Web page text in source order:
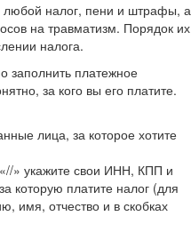
любой налог, пени и штрафы, а
на травматизм. Порядок их
налога.
заполнить платежное
за кого вы его платите.
лица, за которое хотите
» укажите свои ИНН, КПП и
которую платите налог (для
имя, отчество и в скобках